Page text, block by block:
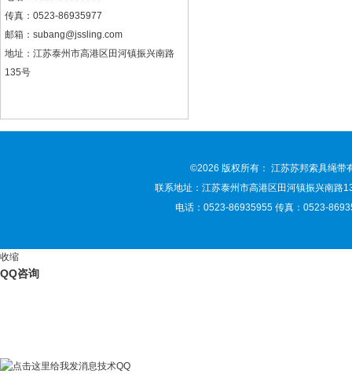
传真：0523-86935977
邮箱： subang@jssling.com
地址：江苏泰州市高港区田河镇振兴南路
135号
©2026 版权所有： 江苏苏邦索具绳带
联系地址：江苏泰州市高港区田河镇振兴南
电话：0523-86935955 传真：0523-
收缩
QQ咨询
技术QQ